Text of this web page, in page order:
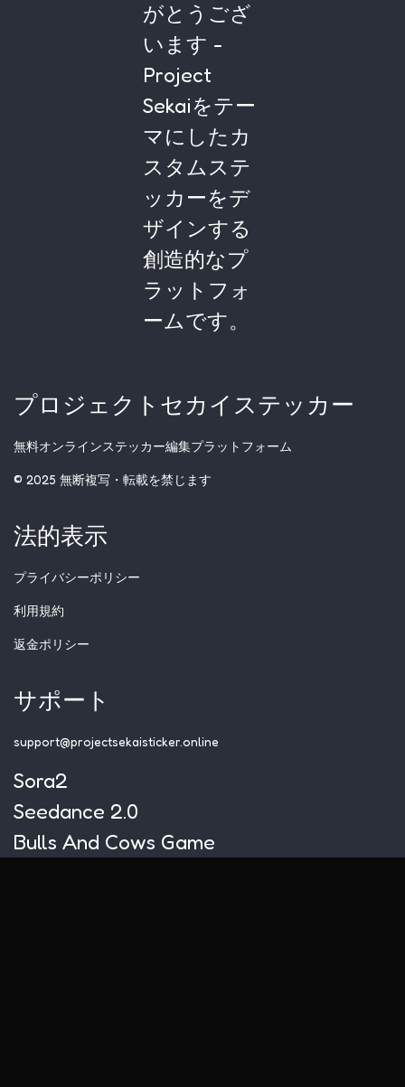
がとうござ
います -
Project
Sekaiをテー
マにしたカ
スタムステ
ッカーをデ
ザインする
創造的なプ
ラットフォ
ームです。
プロジェクトセカイステッカー
無料オンラインステッカー編集プラットフォーム
© 2025 無断複写・転載を禁じます
法的表示
プライバシーポリシー
利用規約
返金ポリシー
サポート
support@projectsekaisticker.online
Sora2
Seedance 2.0
Bulls And Cows Game